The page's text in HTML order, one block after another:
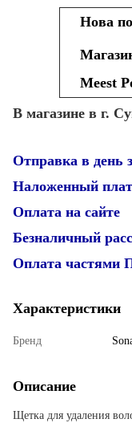
Нова
Meest
В магазине в г.
Отправка в день
Наложенный
Оплата на сайте
Безналичный
Оплата частями
Характеристики
Бренд
Описание
Щетка для удаления